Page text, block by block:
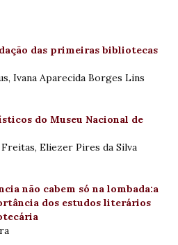
das primeiras bibliotecas
Ivana Aparecida Borges Lins
do Museu Nacional de
Eliezer Pires da Silva
não cabem só na lombada:a
dos estudos literários